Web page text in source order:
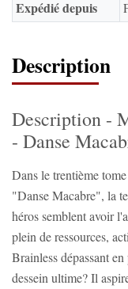
Expédié depuis
Description
Description -
- Danse
Dans le trentième
"Danse Macabre", la
héros semblent avoir
plein de ressources,
Brainless dépassant
dessein ultime? Il